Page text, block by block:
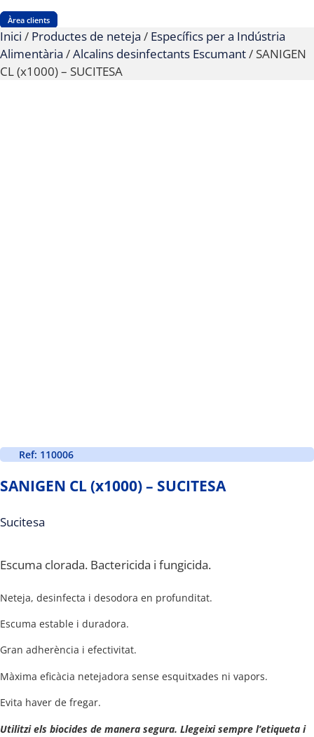
Àrea clients
Inici / Productes de neteja / Específics per a Indústria
Alimentària /Alcalins desinfectants Escumant/ SANIGEN
CL (x1000) – SUCITESA
Ref: 110006
SANIGEN CL (x1000) – SUCITESA
Sucitesa
Escuma clorada. Bactericida i fungicida.
Neteja, desinfecta i desodora en profunditat.
Escuma estable i duradora.
Gran adherència i efectivitat.
Màxima eficàcia netejadora sense esquitxades ni vapors.
Evita haver de fregar.
Utilitzi els biocides de manera segura. Llegeixi sempre l’etiqueta i